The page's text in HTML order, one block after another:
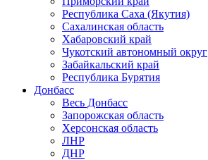
Республика Саха (Якутия)
Сахалинская область
Хабаровский край
Чукотский автономный округ
Забайкальский край
Республика Бурятия
Донбасс
Весь Донбасс
Запорожская область
Херсонская область
ЛНР
ДНР